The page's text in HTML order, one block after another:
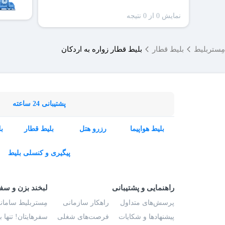
نمایش 0 از 0 نتیجه
مِستربلیط بلیط قطار بلیط قطار زواره به اردکان
پشتیبانی 24 ساعته
بلیط هواپیما رزرو هتل بلیط قطار
پیگیری و کنسلی بلیط
راهنمایی و پشتیبانی
پرسش‌های متداول
پیشنهادها و شکایات
راهکار سازمانی
فرصت‌های شغلی
لبخند بزن و
مِستربلیط
سفرهایتان!